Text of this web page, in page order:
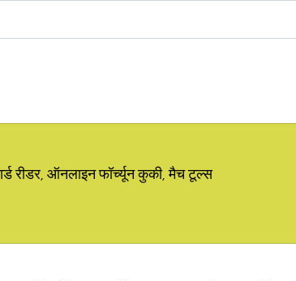
रीडर, ऑनलाइन फॉर्च्यून कुकी, मैच टूल्स